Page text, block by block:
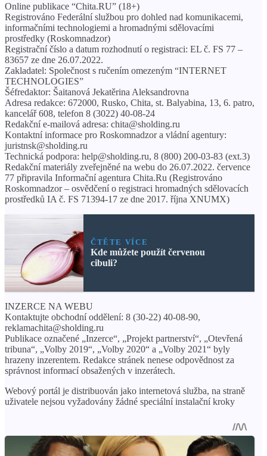
Online publikace “Chita.RU” (18+)
Registrováno Federální službou pro dohled nad komunikacemi,
informačními technologiemi a hromadnými sdělovacími
prostředky (Roskomnadzor)
Registrační číslo a datum rozhodnutí o registraci: EL č. FS 77 –
83657 ze dne 26.07.2022.
Zakladatel: Společnost s ručením omezeným “INTERNET
TECHNOLOGIES”
Šéfredaktor: Šaitanová Jekatěrina Aleksandrovna
Adresa redakce: 672000, Rusko, Chita, st. Balyabina, 13, 6. patro,
kancelář 608, telefon 8 (3022) 40-08-24
Redakční e-mailová adresa: chita@sholding.ru
Kontaktní informace pro Roskomnadzor a vládní agentury:
juristnsk@sholding.ru
Technická podpora: help@sholding.ru, 8 (800) 200-03-83 (ext.3)
Redakční materiály zveřejněné na webu do 26.07.2022. července
77 připravila Informační agentura Chita.Ru (Registrováno
Roskomnadzor – osvědčení o registraci hromadných sdělovacích
prostředků IA č. FS 71394-17 ze dne 2017. října XNUMX)
ČTĚTE VÍCE
Kde můžete použít červenou
cibuli?
INZERCE NA WEBU
Kontaktujte obchodní oddělení: 8 (30-22) 40-08-90,
reklamachita@sholding.ru
Publikace označené „Inzerce“, „Projekt partnerství“, „Otevřená
tribuna“, „Volby 2019“, „Volby 2020“ a „Volby 2021“ byly
hrazeny inzerentem. Redakce stránek nenese odpovědnost za
správnost informací obsažených v inzerátech.
Webový portál je distribuován jako internetová služba, na straně
uživatele nejsou vyžadovány žádné speciální instalační kroky